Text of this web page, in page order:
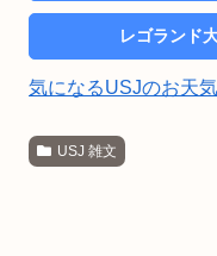
レゴランド
気になるUSJのお天
USJ 雑文